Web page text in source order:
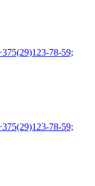
78-59;
78-59;